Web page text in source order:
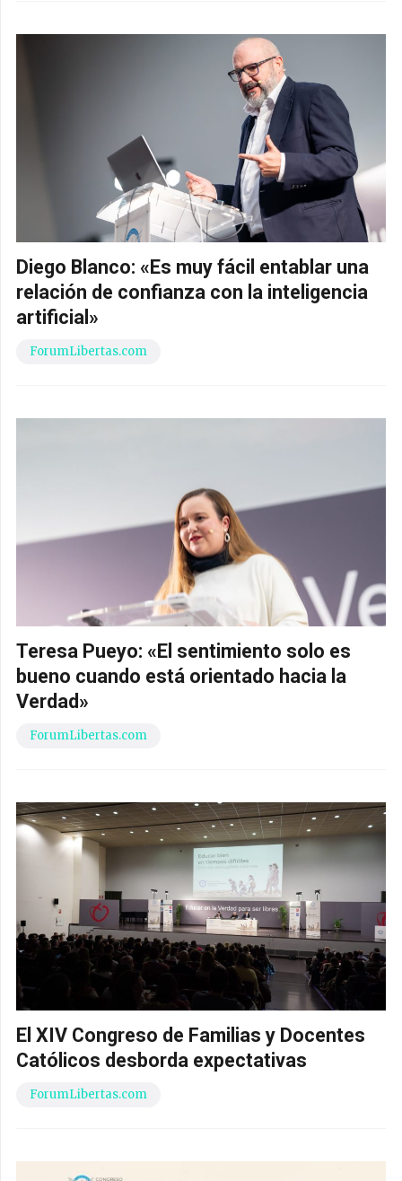
Diego Blanco: «Es muy fácil entablar una
relación de confianza con la inteligencia
artificial»
ForumLibertas.com
Teresa Pueyo: «El sentimiento solo es
bueno cuando está orientado hacia la
Verdad»
ForumLibertas.com
El XIV Congreso de Familias y Docentes
Católicos desborda expectativas
ForumLibertas.com